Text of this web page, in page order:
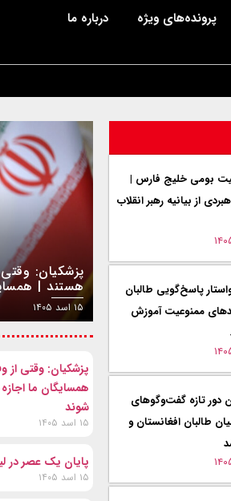
پرونده‌های ویژه درباره ما
بومی خلیج فارس |
از بیانیه رهبر انقلاب
پاسخ‌گویی طالبان
ممنوعیت آموزش
دور تازه گفت‌وگوهای
طالبان افغانستان و
پزشکیان:
هستند |
شوند و باعث
۱۵ اسد ۱۴۰۵
پزشکیان: وقتی
همسایگان ما
شوند
۱۵ اسد ۱۴۰۵
پایان یک عصر در
۱۵ اسد ۱۴۰۵